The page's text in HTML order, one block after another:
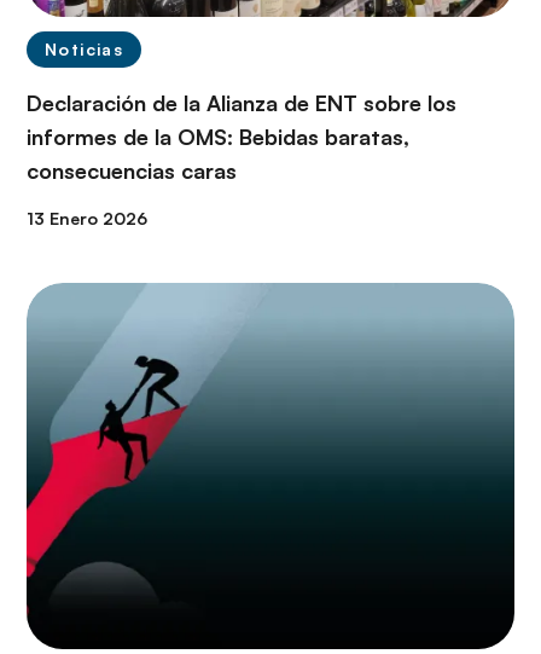
Noticias
Declaración de la Alianza de ENT sobre los
informes de la OMS: Bebidas baratas,
consecuencias caras
13 Enero 2026